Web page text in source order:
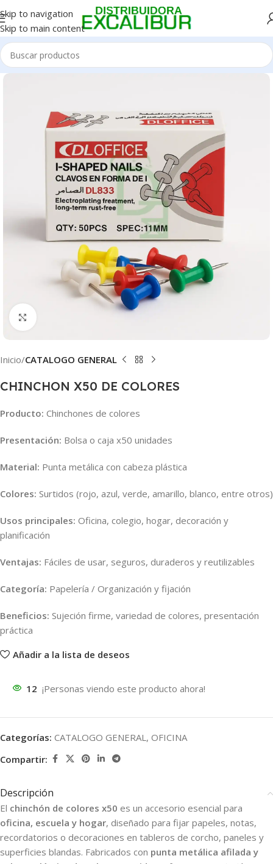
Skip to navigation
Skip to main content
Clic para ampliar
Inicio CATALOGO GENERAL
CHINCHON X50 DE COLORES
Producto: Chinchones de colores
Presentación: Bolsa o caja x50 unidades
Material: Punta metálica con cabeza plástica
Colores: Surtidos (rojo, azul, verde, amarillo, blanco, entre otros)
Usos principales: Oficina, colegio, hogar, decoración y
planificación
Ventajas: Fáciles de usar, seguros, duraderos y reutilizables
Categoría: Papelería / Organización y fijación
Beneficios: Sujeción firme, variedad de colores, presentación
práctica
Añadir a la lista de deseos
12 ¡Personas viendo este producto ahora!
Categorías: CATALOGO GENERAL, OFICINA
Compartir:
Descripción
El chinchón de colores x50 es un accesorio esencial para
oficina, escuela y hogar, diseñado para fijar papeles, notas,
recordatorios o decoraciones en tableros de corcho, paneles y
superficies blandas. Fabricados con punta metálica afilada y